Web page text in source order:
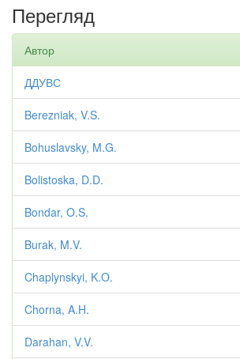
Перегляд
Автор
ДДУВС
Berezniak, V.S.
Bohuslavsky, M.G.
Bolistoska, D.D.
Bondar, O.S.
Burak, M.V.
Chaplynskyi, K.O.
Chorna, A.H.
Darahan, V.V.